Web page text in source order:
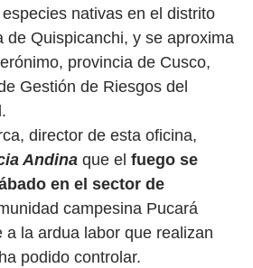
nativas en el distrito
de Quispicanchi, y se aproxima
provincia de Cusco,
Gestión de Riesgos del
director de esta oficina,
Andina que el fuego se
en el sector de
campesina Pucará
a la ardua labor que realizan
podido controlar.